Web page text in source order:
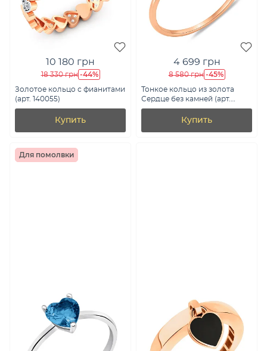
10 180 грн
18 330 грн -44%
Золотое кольцо с фианитами
(арт. 140055)
Купить
4 699 грн
8 580 грн -45%
Тонкое кольцо из золота
Сердце без камней (арт.
140832)
Купить
Для помолвки